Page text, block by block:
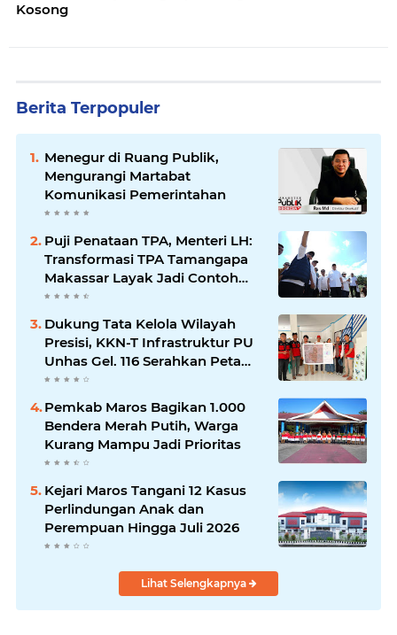
Kosong
Berita Terpopuler
Menegur di Ruang Publik,
Mengurangi Martabat
Komunikasi Pemerintahan
Puji Penataan TPA, Menteri LH:
Transformasi TPA Tamangapa
Makassar Layak Jadi Contoh
Nasional
Dukung Tata Kelola Wilayah
Presisi, KKN-T Infrastruktur PU
Unhas Gel. 116 Serahkan Peta
Batas Dusun Berbasis GIS ke
Desa Bonto Matene
Pemkab Maros Bagikan 1.000
Bendera Merah Putih, Warga
Kurang Mampu Jadi Prioritas
Kejari Maros Tangani 12 Kasus
Perlindungan Anak dan
Perempuan Hingga Juli 2026
Lihat Selengkapnya